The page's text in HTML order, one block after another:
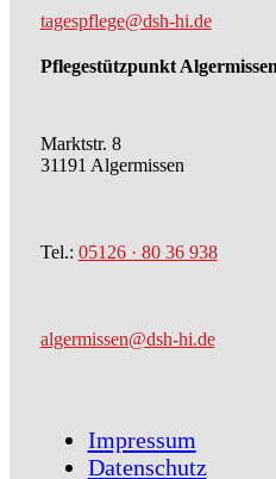
tagespflege@dsh-hi.de
Pflegestützpunkt
Marktstr. 8
31191 Algermissen
Tel.: 05126 · 80 36 938
algermissen@dsh-hi.de
Impressum
Datenschutz